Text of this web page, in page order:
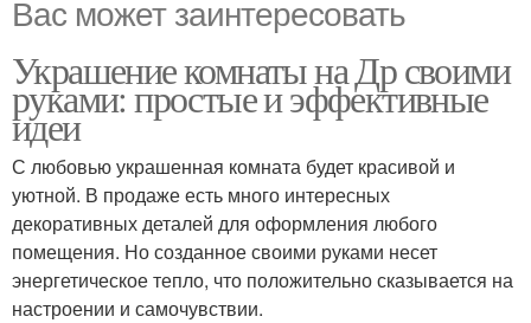
Вас может заинтересовать
Украшение комнаты на Др своими
руками: простые и эффективные
идеи
С любовью украшенная комната будет красивой и
уютной. В продаже есть много интересных
декоративных деталей для оформления любого
помещения. Но созданное своими руками несет
энергетическое тепло, что положительно сказывается на
настроении и самочувствии.